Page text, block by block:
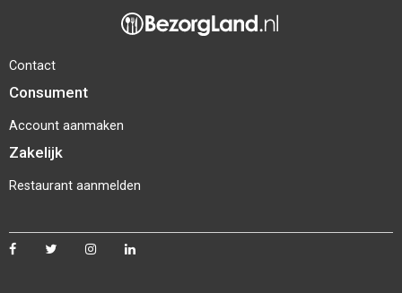
Contact
Consument
Account aanmaken
Zakelijk
Restaurant aanmelden